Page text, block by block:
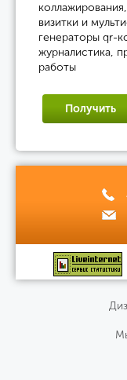
визитки и
генераторы qr-
журналистика,
работы
Получить